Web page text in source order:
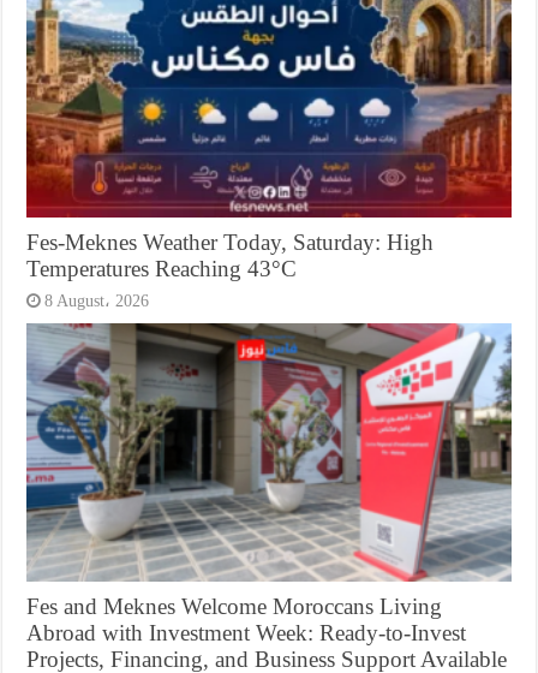
Fes-Meknes Weather Today, Saturday: High
Temperatures Reaching 43°C
8 August، 2026
Fes and Meknes Welcome Moroccans Living
Abroad with Investment Week: Ready-to-Invest
Projects, Financing, and Business Support Available